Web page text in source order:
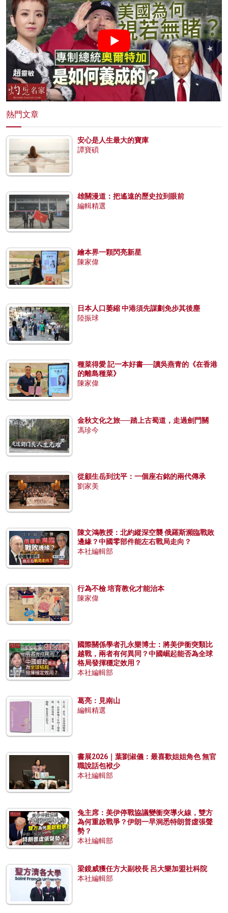
熱門文章
安心是人生最大的寶庫
譚寶碩
雄關漫道：把遙遠的歷史拉到眼前
編輯精選
繪本界一顆閃亮新星
陳家偉
日本人口萎縮 中港須先謀劃免步其後塵
陸振球
種菜得愛 記一本好書──讀吳燕青的《在香港
的離島種菜》
陳家偉
金秋文化之旅──踏上古蜀道，走過劍門關
馮珍今
從顧生岳到沈平：一個座右銘的兩代傳承
劉家美
陳文鴻教授：北約縱深空襲 俄羅斯瀕臨戰敗
邊緣？中國零部件能左右戰局走向？
本社編輯部
行為不檢 培育教化才能治本
陳家偉
國際關係學者孔永樂博士：將美伊衝突類比
越戰，兩者有何異同？中國崛起能否為全球
格局發揮穩定效用？
本社編輯部
葛亮：見南山
編輯精選
書展2026｜葉劉淑儀：最喜歡姐姐角色 無官
職說話包袱少
本社編輯部
兔主席：美伊停戰協議變衝突導火線，雙方
為何重啟戰爭？伊朗一早洞悉特朗普虛張聲
勢？
本社編輯部
梁鏡威獲任方大副校長 呂大樂加盟社科院
本社編輯部